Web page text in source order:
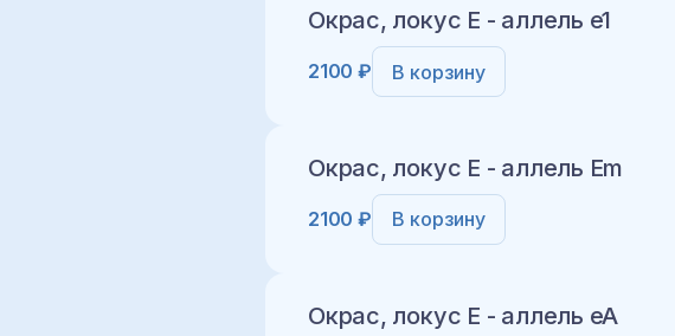
Окрас, локус E - аллель e1
2100 ₽ В корзину
Окрас, локус E - аллель Em
2100 ₽ В корзину
Окрас, локус E - аллель eA